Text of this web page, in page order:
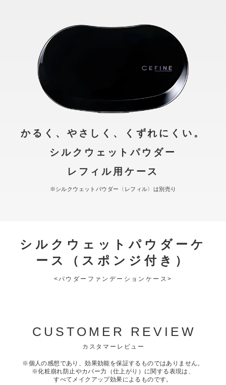
かるく、やさしく、くずれにくい。
シルクウェットパウダー
レフィル用ケース
※シルクウェットパウダー〈レフィル〉は別売り
シルクウェットパウダーケ
ース（スポンジ付き）
<パウダーファンデーションケース>
CUSTOMER REVIEW
カスタマーレビュー
※個人の感想であり、効果効能を保証するものではありません。
※化粧崩れ防止やカバー力（仕上がり）に関する表現は、
すべてメイクアップ効果によるものです。